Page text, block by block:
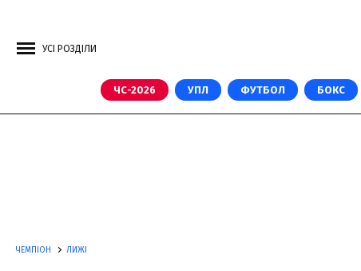
УСІ РОЗДІЛИ
ЧС-2026 УПЛ ФУТБОЛ БОКС
ЧЕМПІОН ЛИЖІ